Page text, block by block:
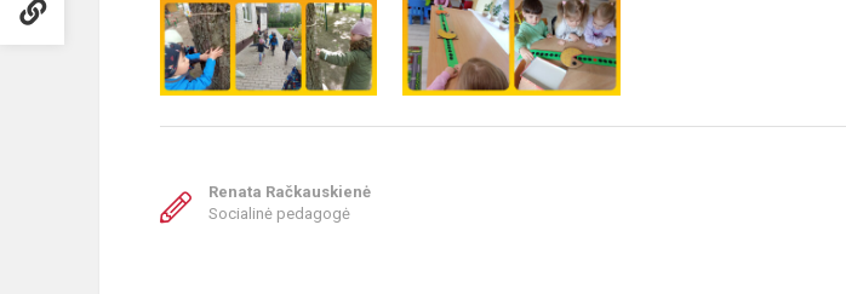
Renata Račkauskienė
Socialinė pedagogė